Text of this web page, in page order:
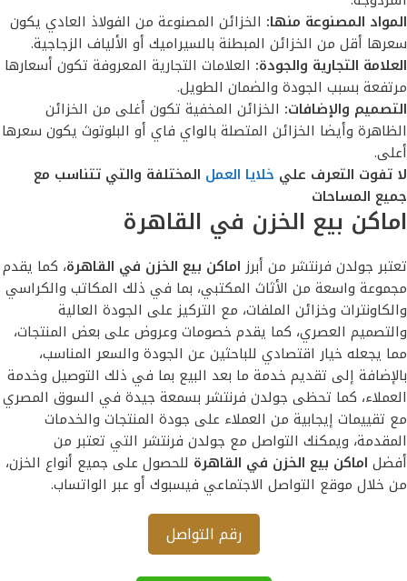
المواد المصنوعة منها: الخزائن المصنوعة من الفولاذ العادي يكون
سعرها أقل من الخزائن المبطنة بالسيراميك أو الألياف الزجاجية.
العلامة التجارية والجودة: العلامات التجارية المعروفة تكون أسعارها
مرتفعة بسبب الجودة والضمان الطويل.
التصميم والإضافات: الخزائن المخفية تكون أغلى من الخزائن
الظاهرة وأيضا الخزائن المتصلة بالواي فاي أو البلوتوث يكون سعرها
أعلى.
لا تفوت التعرف علي خلايا العمل المختلفة والتي تتناسب مع
جميع المساحات
اماكن بيع الخزن في القاهرة
تعتبر جولدن فرنتشر من أبرز اماكن بيع الخزن في القاهرة، كما يقدم
مجموعة واسعة من الأثاث المكتبي، بما في ذلك المكاتب والكراسي
والكاونترات وخزائن الملفات، مع التركيز على الجودة العالية
والتصميم العصري، كما يقدم خصومات وعروض على بعض المنتجات،
مما يجعله خيار اقتصادي للباحثين عن الجودة والسعر المناسب،
بالإضافة إلى تقديم خدمة ما بعد البيع بما في ذلك التوصيل وخدمة
العملاء، كما تحظى جولدن فرنتشر بسمعة جيدة في السوق المصري
مع تقييمات إيجابية من العملاء على جودة المنتجات والخدمات
المقدمة، ويمكنك التواصل مع جولدن فرنتشر التي تعتبر من
أفضل اماكن بيع الخزن في القاهرة للحصول على جميع أنواع الخزن،
من خلال موقع التواصل الاجتماعي فيسبوك أو عبر الواتساب.
رقم التواصل